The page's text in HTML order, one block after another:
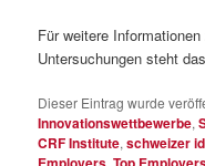
Für weitere
Untersuchungen steht
Dieser Eintrag wurde
Innovationswettbewerbe,
CRF Institute,schweizer
,